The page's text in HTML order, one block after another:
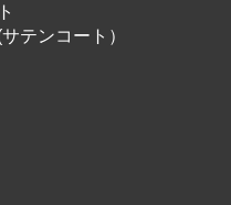
テンコート）